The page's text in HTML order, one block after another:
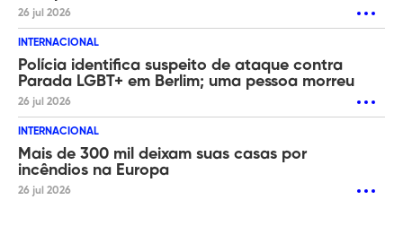
26 jul 2026
INTERNACIONAL
Polícia identifica suspeito de ataque contra
Parada LGBT+ em Berlim; uma pessoa morreu
26 jul 2026
INTERNACIONAL
Mais de 300 mil deixam suas casas por
incêndios na Europa
26 jul 2026